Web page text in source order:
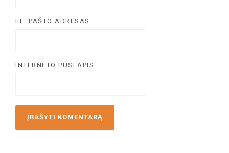
EL. PAŠTO ADRESAS
INTERNETO PUSLAPIS